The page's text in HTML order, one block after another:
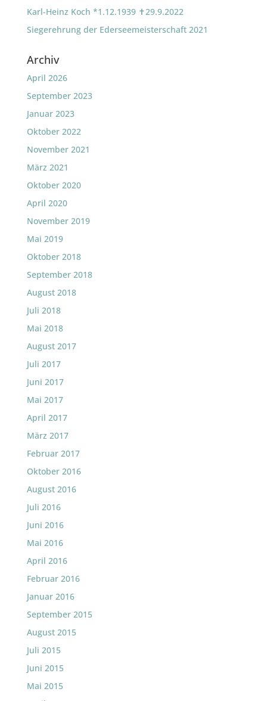
Karl-Heinz Koch *1.12.1939 ✝29.9.2022
Siegerehrung der Ederseemeisterschaft 2021
Archiv
April 2026
September 2023
Januar 2023
Oktober 2022
November 2021
März 2021
Oktober 2020
April 2020
November 2019
Mai 2019
Oktober 2018
September 2018
August 2018
Juli 2018
Mai 2018
August 2017
Juli 2017
Juni 2017
Mai 2017
April 2017
März 2017
Februar 2017
Oktober 2016
August 2016
Juli 2016
Juni 2016
Mai 2016
April 2016
Februar 2016
Januar 2016
September 2015
August 2015
Juli 2015
Juni 2015
Mai 2015